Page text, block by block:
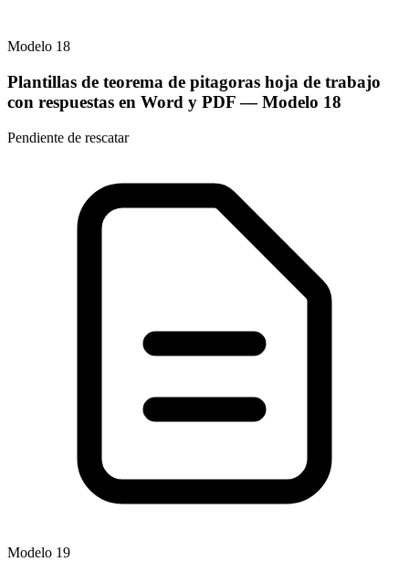
Modelo 18
Plantillas de teorema de pitagoras hoja de trabajo
con respuestas en Word y PDF— Modelo 18
Pendiente de rescatar
Modelo 19